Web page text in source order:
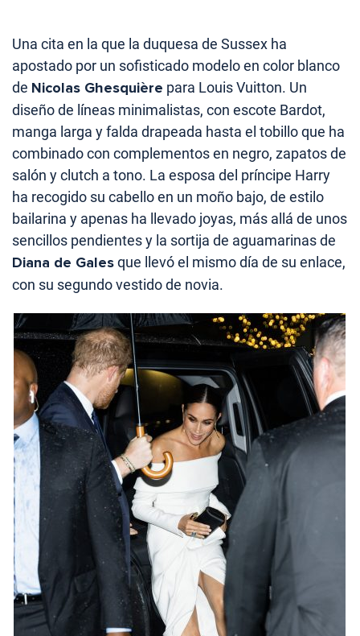
Una cita en la que la duquesa de Sussex ha
apostado por un sofisticado modelo en color blanco
de Nicolas Ghesquière para Louis Vuitton. Un
diseño de líneas minimalistas, con escote Bardot,
manga larga y falda drapeada hasta el tobillo que ha
combinado con complementos en negro, zapatos de
salón y clutch a tono. La esposa del príncipe Harry
ha recogido su cabello en un moño bajo, de estilo
bailarina y apenas ha llevado joyas, más allá de unos
sencillos pendientes y la sortija de aguamarinas de
Diana de Galesque llevó el mismo día de su enlace,
con su segundo vestido de novia.